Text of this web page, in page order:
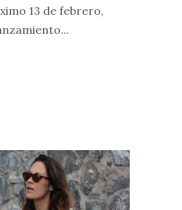
13 de febrero,